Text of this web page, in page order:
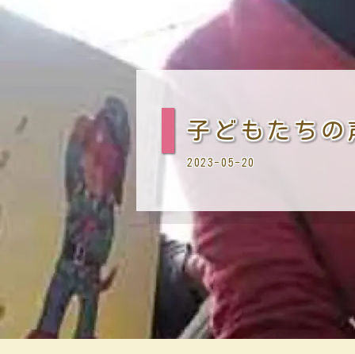
子どもたちの
2023-05-20